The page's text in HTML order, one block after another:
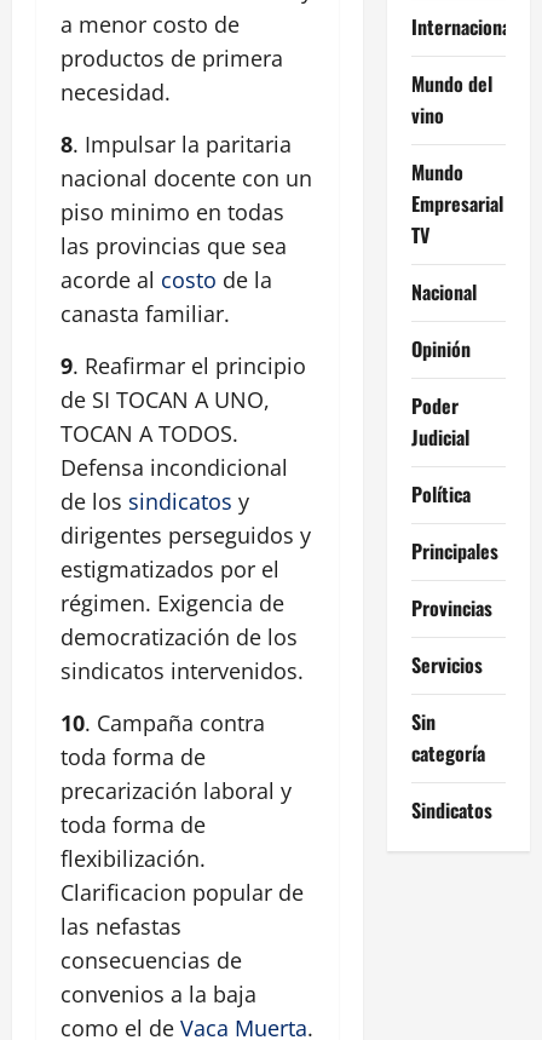
a menor costo de
productos de primera
necesidad.
8. Impulsar la paritaria
nacional docente con un
piso minimo en todas
las provincias que sea
acorde al costo de la
canasta familiar.
9. Reafirmar el principio
de SI TOCAN A UNO,
TOCAN A TODOS.
Defensa incondicional
de los sindicatos y
dirigentes perseguidos y
estigmatizados por el
régimen. Exigencia de
democratización de los
sindicatos intervenidos.
10. Campaña contra
toda forma de
precarización laboral y
toda forma de
flexibilización.
Clarificacion popular de
las nefastas
consecuencias de
convenios a la baja
como el de Vaca Muerta.
Internacional
Mundo del
vino
Mundo
Empresarial
TV
Nacional
Opinión
Poder
Judicial
Política
Principales
Provincias
Servicios
Sin
categoría
Sindicatos